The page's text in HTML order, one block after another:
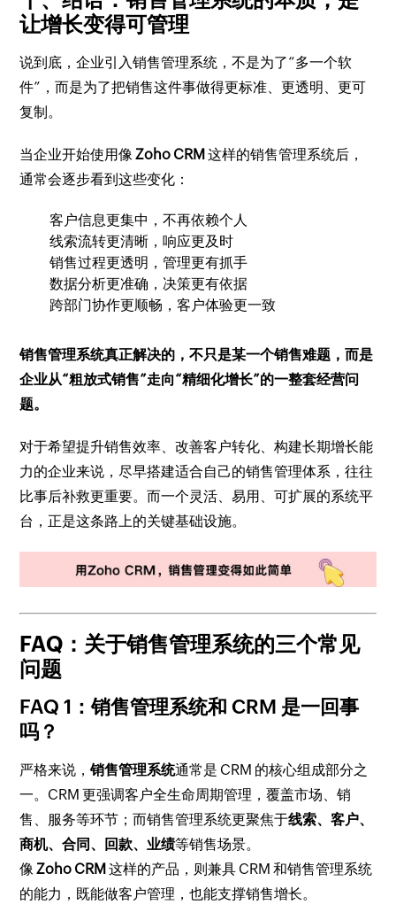
让增长变得可管理
说到底，企业引入销售管理系统，不是为了“多一个软
件”，而是为了把销售这件事做得更标准、更透明、更可
复制。
当企业开始使用像Zoho CRM 这样的销售管理系统后，
通常会逐步看到这些变化：
客户信息更集中，不再依赖个人
线索流转更清晰，响应更及时
销售过程更透明，管理更有抓手
数据分析更准确，决策更有依据
跨部门协作更顺畅，客户体验更一致
销售管理系统真正解决的，不只是某一个销售难题，而是
企业从“粗放式销售”走向“精细化增长”的一整套经营问
题。
对于希望提升销售效率、改善客户转化、构建长期增长能
力的企业来说，尽早搭建适合自己的销售管理体系，往往
比事后补救更重要。而一个灵活、易用、可扩展的系统平
台，正是这条路上的关键基础设施。
FAQ：关于销售管理系统的三个常见
问题
FAQ 1：销售管理系统和 CRM 是一回事
吗？
严格来说，销售管理系统通常是 CRM 的核心组成部分之
一。CRM 更强调客户全生命周期管理，覆盖市场、销
售、服务等环节；而销售管理系统更聚焦于线索、客户、
商机、合同、回款、业绩等销售场景。
像Zoho CRM 这样的产品，则兼具 CRM 和销售管理系统
的能力，既能做客户管理，也能支撑销售增长。